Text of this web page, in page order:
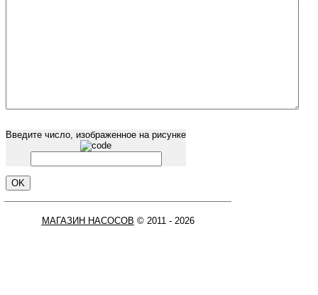
Введите число, изображенное на рисунке
МАГАЗИН НАСОСОВ © 2011 - 2026